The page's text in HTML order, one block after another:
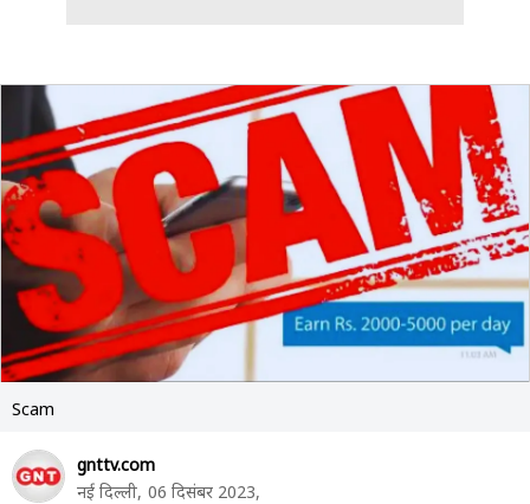
Scam
gnttv.com
नई दिल्ली, 06 दिसंबर 2023,